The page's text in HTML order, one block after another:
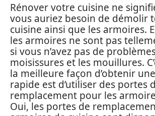
Rénover votre cuisine ne
vous auriez besoin de démolir
cuisine ainsi que les armoires.
les armoires ne sont pas
si vous n’avez pas de
moisissures et les mouillures.
la meilleure façon d’obtenir
rapide est d’utiliser des portes
remplacement pour les
Oui, les portes de